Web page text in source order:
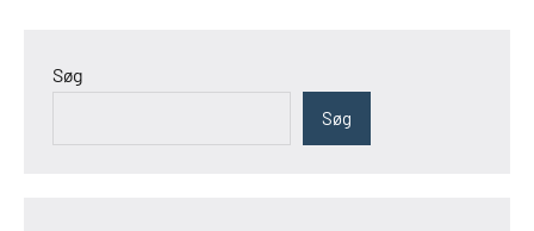
Søg
Søg